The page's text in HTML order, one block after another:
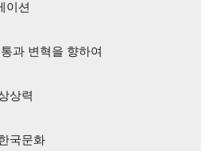
이션
과 변혁을 향하여
상력
국문화